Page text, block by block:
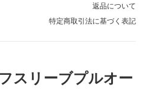
返品について
特定商取引法に基づく表記
スリーブプルオー